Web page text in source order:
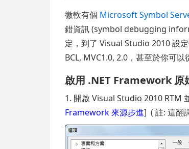
微軟有個 Microsoft Symbol
錯資訊 (symbol debugging
定，到了 Visual Studio 2010 設
BCL, MVC1.0, 2.0，甚至於你可
啟用 .NET Framework 原
1. 開啟 Visual Studio 2010 RTM
Framework 來源步進] ( 註: 這翻